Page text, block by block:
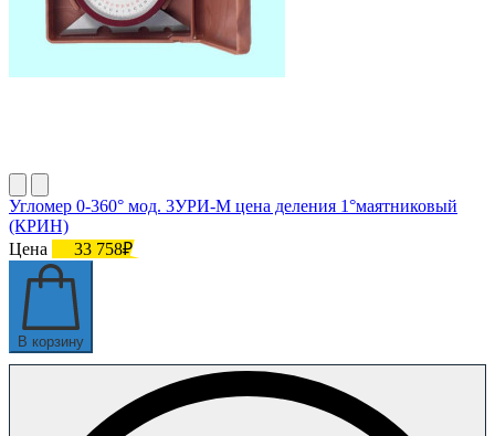
Угломер 0-360° мод. 3УРИ-М цена деления 1°маятниковый
(КРИН)
Цена
33 758₽
В корзину